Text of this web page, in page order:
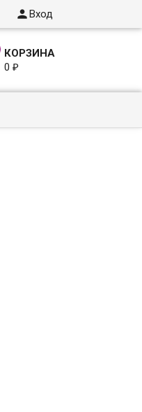
Вход
КОРЗИНА
0₽